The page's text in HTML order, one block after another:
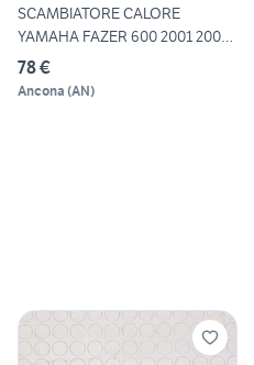
SCAMBIATORE CALORE
YAMAHA FAZER 600 2001 2002
FZS
78 €
Ancona (AN)